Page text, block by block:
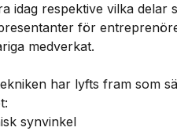
idag respektive vilka delar
för
medverkat.
har lyfts fram som
synvinkel